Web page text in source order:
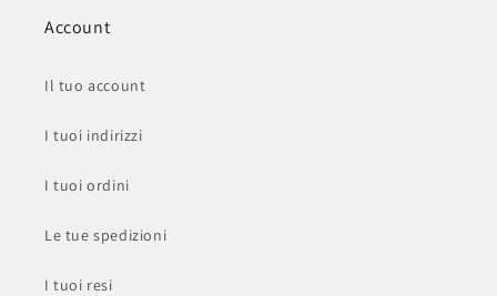
Account
Il tuo account
I tuoi indirizzi
I tuoi ordini
Le tue spedizioni
I tuoi resi